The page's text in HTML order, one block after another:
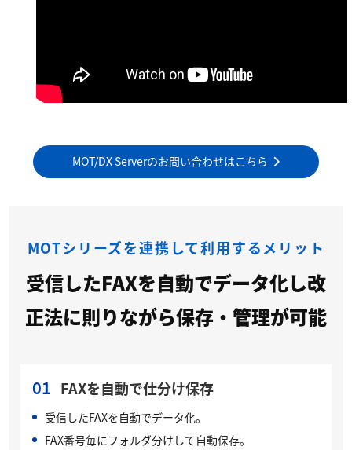
MOT/DX Serverのお問い合わせはこちら
MOTシリーズを連携して利用するメリット
受信したFAXを自動でデータ化し改
正法に則りながら保存・管理が可能
01 FAXを自動で仕分け保存
受信したFAXを自動でデータ化。
FAX番号毎にフォルダ分けして自動保存。